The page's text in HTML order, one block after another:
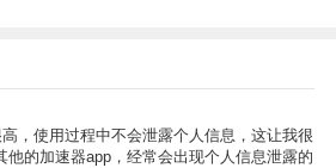
，使用过程中不会泄露个人信息，这让我很
他的加速器app，经常会出现个人信息泄露的